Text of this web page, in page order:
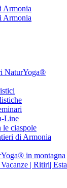
NaturYoga®
Line
le ciaspole
di Armonia
in montagna
| Ritiri|